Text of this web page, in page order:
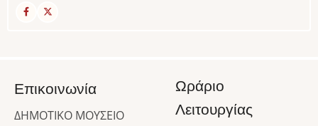
Επικοινωνία
ΔΗΜΟΤΙΚΟ ΜΟΥΣΕΙΟ
Ωράριο
Λειτουργίας